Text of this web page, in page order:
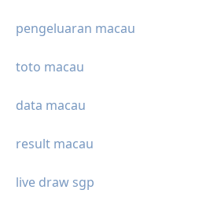
pengeluaran macau
toto macau
data macau
result macau
live draw sgp